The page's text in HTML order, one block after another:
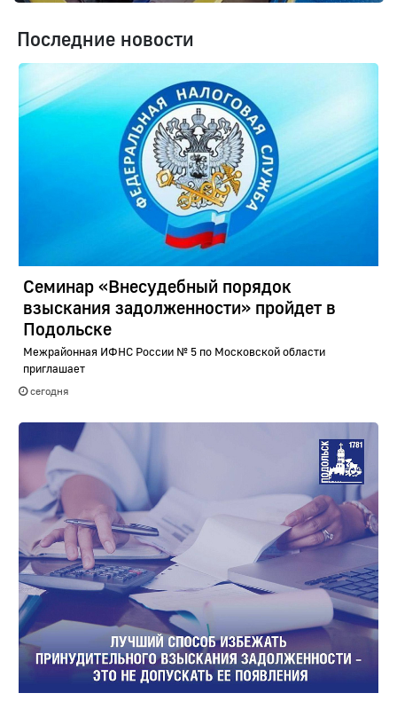
Последние новости
Семинар «Внесудебный порядок
взыскания задолженности» пройдет в
Подольске
Межрайонная ИФНС России № 5 по Московской области
приглашает
сегодня